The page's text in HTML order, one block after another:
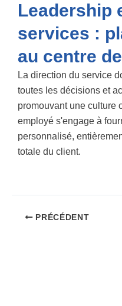
Leadership
services :
au centre
La direction du service
toutes les décisions et
promouvant une culture
employé s'engage à
personnalisé,
totale du client.
PRÉCÉDENT